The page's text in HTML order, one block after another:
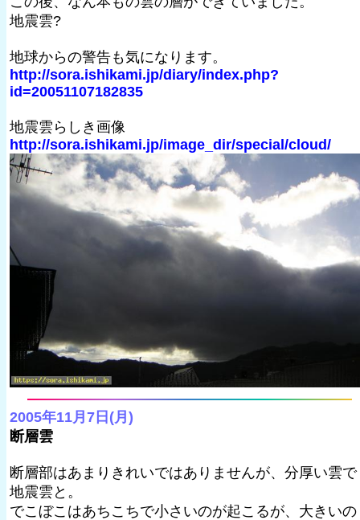
地震雲?
地球からの警告も気になります。
http://sora.ishikami.jp/diary/index.php?
id=20051107182835
地震雲らしき画像
http://sora.ishikami.jp/image_dir/special/cloud/
2005年11月7日(月)
断層雲
断層部はあまりきれいではありませんが、分厚い雲で
地震雲と。
でこぼこはあちこちで小さいのが起こるが、大きいの